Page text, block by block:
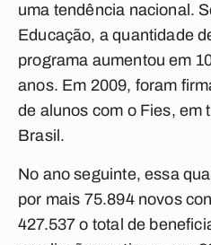
uma tendência nacional.
Educação, a quantidade
programa aumentou em
anos. Em 2009, foram
de alunos com o Fies, em
Brasil.
No ano seguinte, essa
por mais 75.894 novos
427.537 o total de